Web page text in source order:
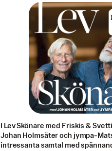
I Lev Skönare med Friskis &
Johan Holmsäter och jympa-
intressanta samtal med